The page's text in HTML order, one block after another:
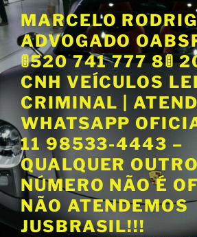
P
u
a
r
r
a
o
c
o
n
t
MARCELO
ADVOGADO
🚦520 741 777 8🚦
CNH VEÍCULOS
CRIMINAL |
WHATSAPP
11 98533-4443 –
QUALQUER OUTRO
NÚMERO NÃO É
NÃO ATENDEMOS
JUSBRASIL!!!